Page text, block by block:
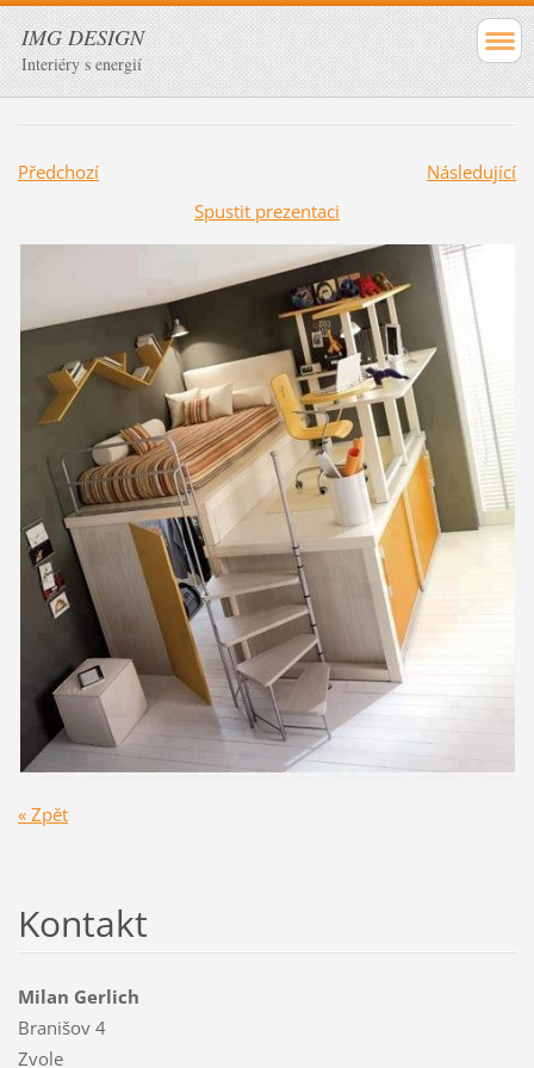
IMG DESIGN
Interiéry s energií
Předchozí
Následující
Spustit prezentaci
« Zpět
Kontakt
Milan Gerlich
Branišov 4
Zvole